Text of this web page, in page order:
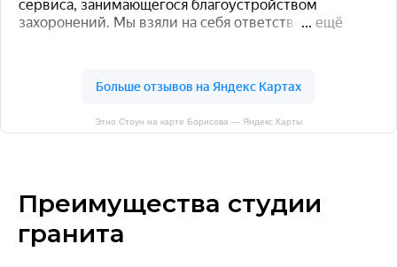
Этно Стоун на карте Борисова — Яндекс Карты
Преимущества студии
гранита